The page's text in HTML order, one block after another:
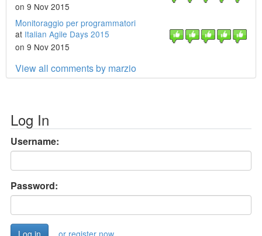
on 9 Nov 2015
Monitoraggio per programmatori
at Italian Agile Days 2015
on 9 Nov 2015
View all comments by marzio
Log In
Username:
Password:
or register now